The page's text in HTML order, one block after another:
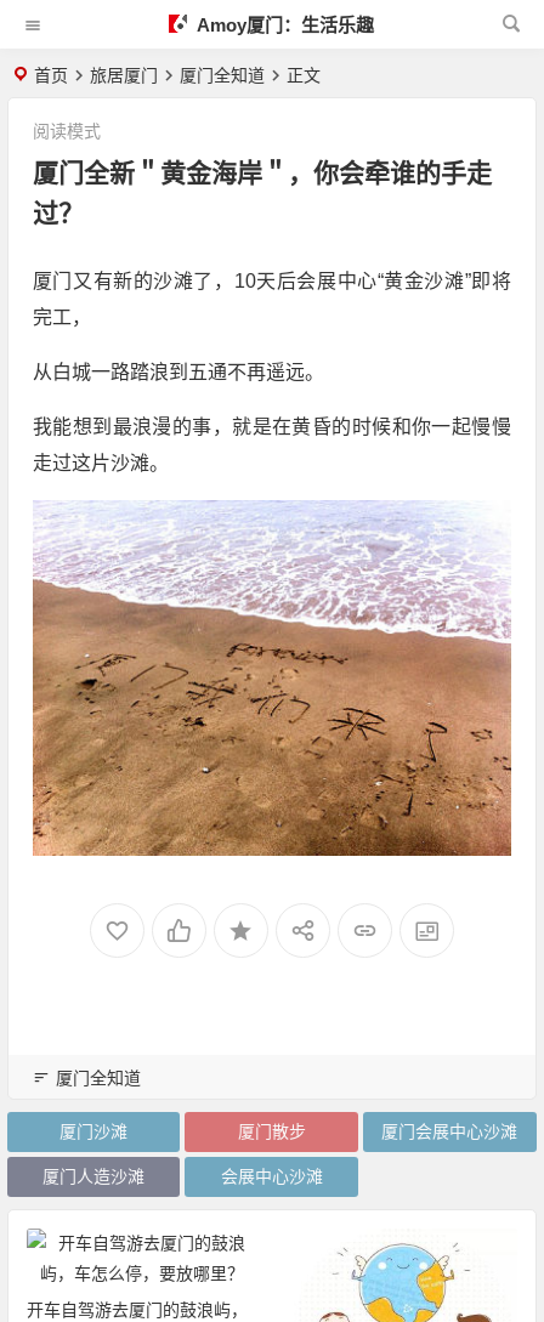
Amoy厦门：生活乐趣
首页 旅居厦门 厦门全知道 正文
厦门全新＂黄金海岸＂，你会牵谁的手走
过？
阅读模式
厦门又有新的沙滩了，10天后会展中心“黄金沙滩”即将
完工，
从白城一路踏浪到五通不再遥远。
我能想到最浪漫的事，就是在黄昏的时候和你一起慢慢
走过这片沙滩。
厦门全知道
厦门沙滩 厦门散步 厦门会展中心沙滩
厦门人造沙滩 会展中心沙滩
开车自驾游去厦门的鼓浪屿，